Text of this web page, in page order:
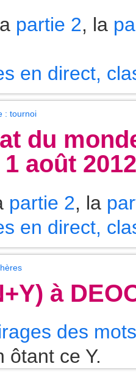
partie 2, la
en direct,
: tournoi
du
août
partie 2, la
en direct,
à
des
ôtant ce Y.